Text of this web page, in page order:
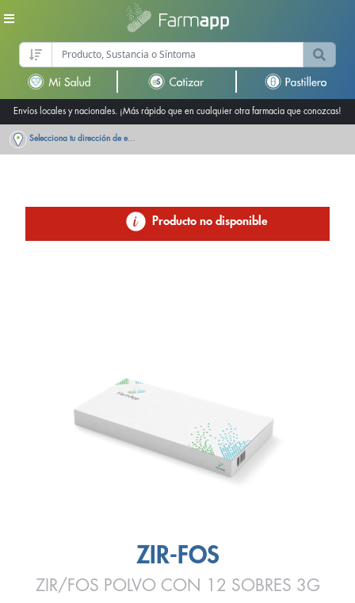
Envíos locales y nacionales. ¡Más rápido que en cualquier otra farmacia que conozcas!
Selecciona tu dirección de entrega
Producto no disponible
ZIR-FOS
ZIR/FOS POLVO CON 12 SOBRES 3G